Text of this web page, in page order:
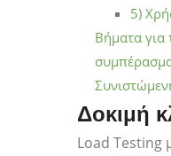
5)
Βήματα για
Δοκιμή
Load Testing